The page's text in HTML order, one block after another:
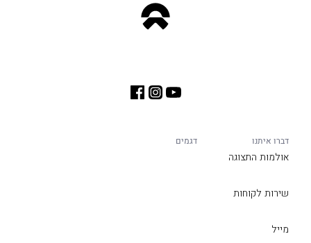
דברו איתנו
אולמות התצוגה
שירות לקוחות
מייל
דגמים